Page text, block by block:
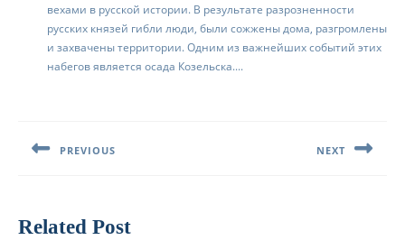
вехами в русской истории. В результате разрозненности
русских князей гибли люди, были сожжены дома, разгромлены
и захвачены территории. Одним из важнейших событий этих
набегов является осада Козельска....
записям
PREVIOUS NEXT
Related Post